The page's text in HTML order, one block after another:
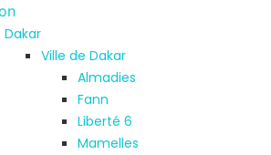
Dakar
Ville de Dakar
Almadies
Fann
Liberté 6
Mamelles